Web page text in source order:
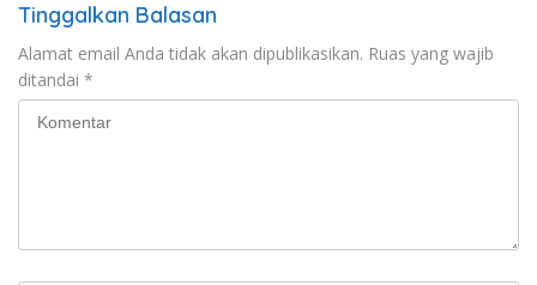
Tinggalkan Balasan
Alamat email Anda tidak akan dipublikasikan. Ruas yang wajib
ditandai *